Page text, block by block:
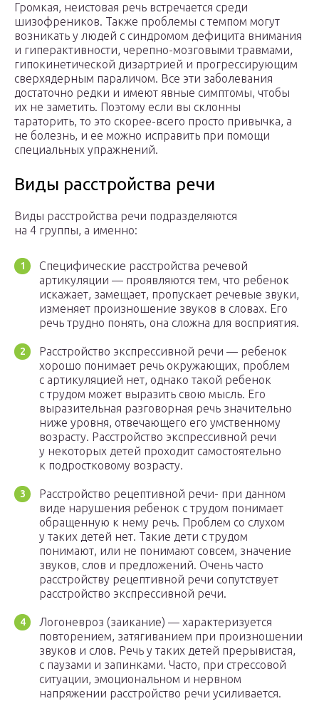
Громкая, неистовая речь встречается среди
шизофреников. Также проблемы с темпом могут
возникать у людей с синдромом дефицита внимания
и гиперактивности, черепно-мозговыми травмами,
гипокинетической дизартрией и прогрессирующим
сверхядерным параличом. Все эти заболевания
достаточно редки и имеют явные симптомы, чтобы
их не заметить. Поэтому если вы склонны
тараторить, то это скорее-всего просто привычка, а
не болезнь, и ее можно исправить при помощи
специальных упражнений.
Виды расстройства речи
Виды расстройства речи подразделяются
на 4 группы, а именно:
Специфические расстройства речевой
артикуляции — проявляются тем, что ребенок
искажает, замещает, пропускает речевые звуки,
изменяет произношение звуков в словах. Его
речь трудно понять, она сложна для восприятия.
Расстройство экспрессивной речи — ребенок
хорошо понимает речь окружающих, проблем
с артикуляцией нет, однако такой ребенок
с трудом может выразить свою мысль. Его
выразительная разговорная речь значительно
ниже уровня, отвечающего его умственному
возрасту. Расстройство экспрессивной речи
у некоторых детей проходит самостоятельно
к подростковому возрасту.
Расстройство рецептивной речи- при данном
виде нарушения ребенок с трудом понимает
обращенную к нему речь. Проблем со слухом
у таких детей нет. Такие дети с трудом
понимают, или не понимают совсем, значение
звуков, слов и предложений. Очень часто
расстройству рецептивной речи сопутствует
расстройство экспрессивной речи.
Логоневроз (заикание) — характеризуется
повторением, затягиванием при произношении
звуков и слов. Речь у таких детей прерывистая,
с паузами и запинками. Часто, при стрессовой
ситуации, эмоциональном и нервном
напряжении расстройство речи усиливается.